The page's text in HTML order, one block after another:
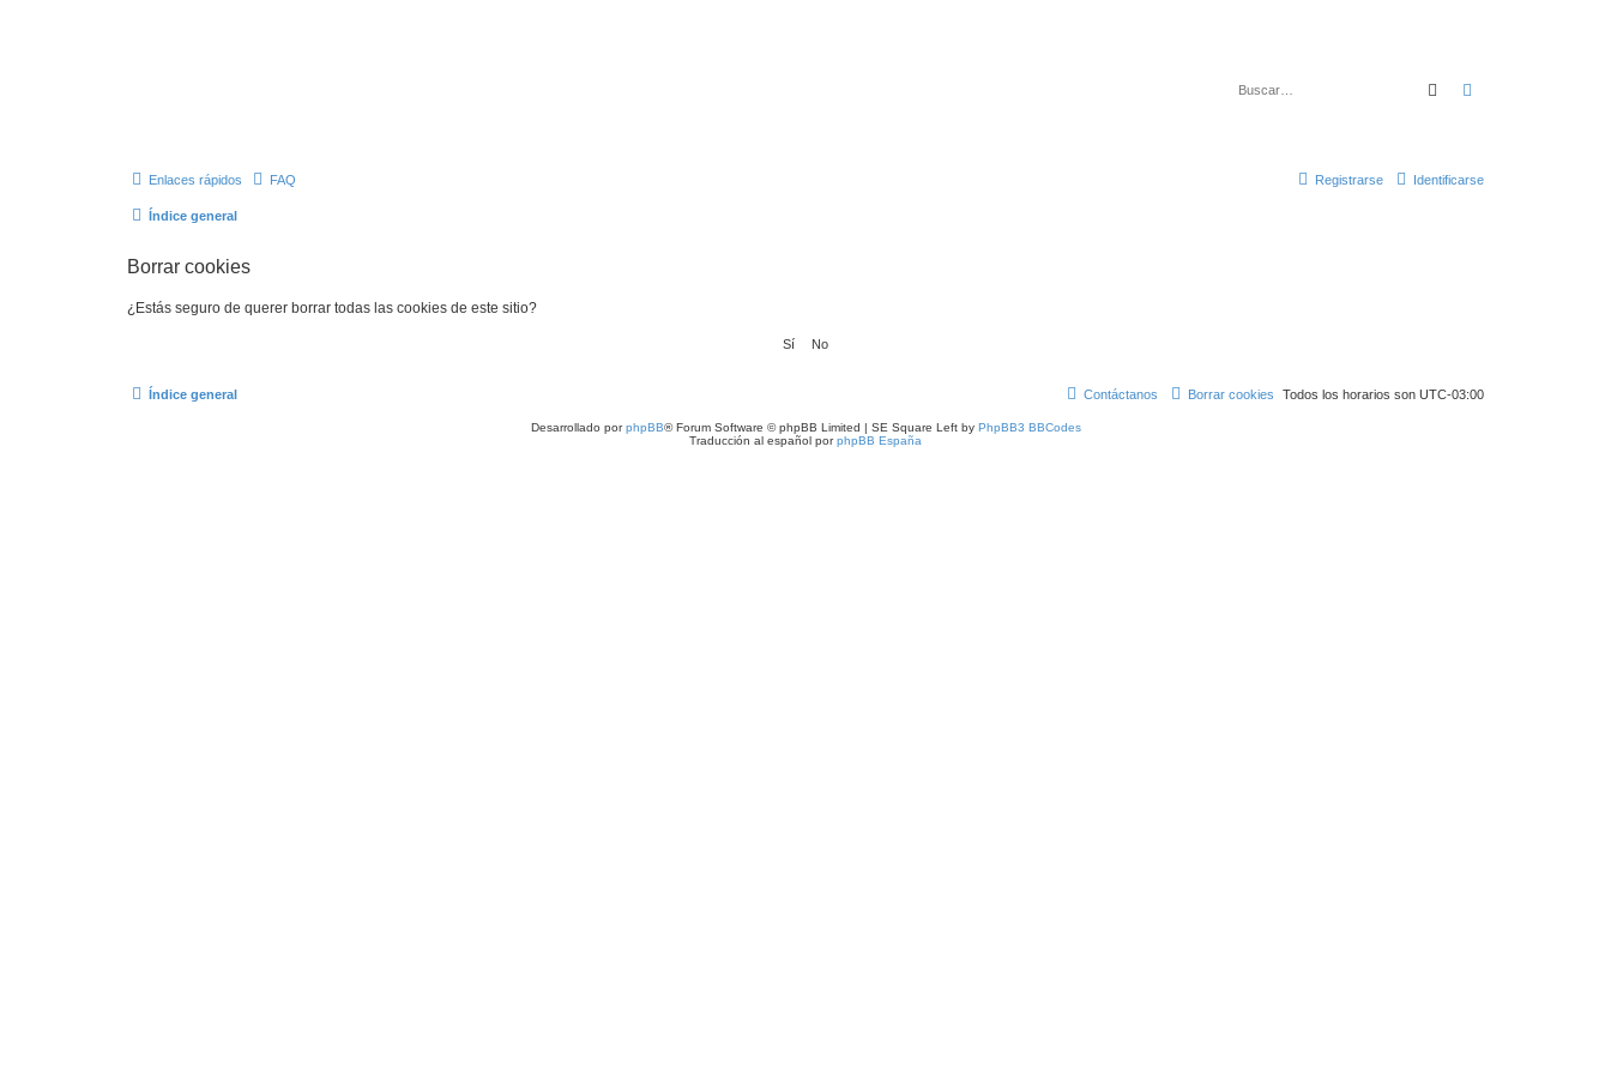
Buscar
Enlaces rápidos FAQ Identificarse
Registrarse
Índice general
Borrar cookies
¿Estás seguro de querer borrar todas las cookies de este sitio?
Índice general Todos los horarios son UTC-03:00
Borrar cookies
Contáctanos
Desarrollado porphpBB® Forum Software © phpBB Limited | SE Square Left by PhpBB3 BBCodes
Traducción al español porphpBB España